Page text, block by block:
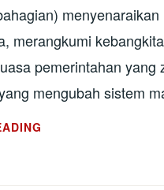
merangkumi
pemerintahan
mengubah sistem